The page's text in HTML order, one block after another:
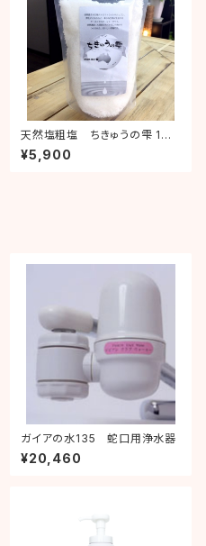
天然塩粗塩 ちきゅうの雫 1
㎏
¥5,900
ガイアの水135 蛇口用浄水器
¥20,460